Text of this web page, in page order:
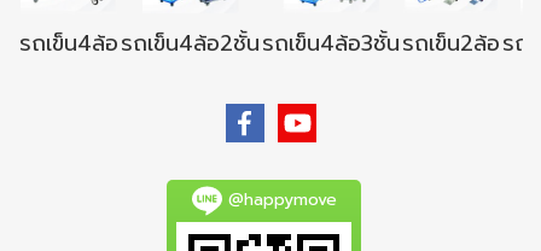
รถเข็น4ล้อรถเข็น4ล้อ2ชั้นรถเข็น4ล้อ3ชั้นรถเข็น2ล้อรถ
@happymove